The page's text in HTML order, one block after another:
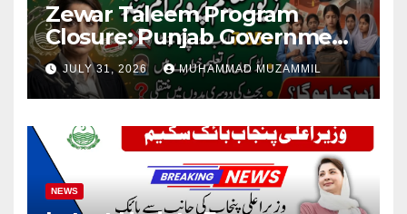
Zewar Taleem Program
Closure: Punjab Government
Ends Stipend Scheme for
Girls’ Education
JULY 31, 2026 MUHAMMAD MUZAMMIL
NEWS